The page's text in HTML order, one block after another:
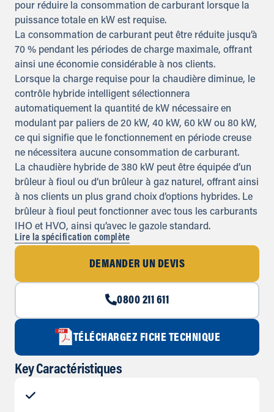
pour réduire la consommation de carburant lorsque la
puissance totale en kW est requise.
La consommation de carburant peut être réduite jusqu’à
70 % pendant les périodes de charge maximale, offrant
ainsi une économie considérable à nos clients.
Lorsque la charge requise pour la chaudière diminue, le
contrôle hybride intelligent sélectionnera
automatiquement la quantité de kW nécessaire en
modulant par paliers de 20 kW, 40 kW, 60 kW ou 80 kW,
ce qui signifie que le fonctionnement en période creuse
ne nécessitera aucune consommation de carburant.
La chaudière hybride de 380 kW peut être équipée d’un
brûleur à fioul ou d’un brûleur à gaz naturel, offrant ainsi
à nos clients un plus grand choix d’options hybrides. Le
brûleur à fioul peut fonctionner avec tous les carburants
IHO et HVO, ainsi qu’avec le gazole standard.
Lire la spécification complète
DEMANDER UN DEVIS
0800 211 611
TÉLÉCHARGEZ FICHE TECHNIQUE
Key Caractéristiques